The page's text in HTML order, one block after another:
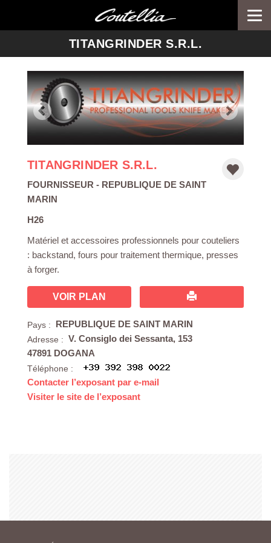
TITANGRINDER S.R.L.
TITANGRINDER S.R.L.
FOURNISSEUR - REPUBLIQUE DE SAINT
MARIN
H26
Matériel et accessoires professionnels pour couteliers
: backstand, fours pour traitement thermique, presses
à forger.
VOIR PLAN
Pays : REPUBLIQUE DE SAINT MARIN
Adresse : V. Consiglo dei Sessanta, 153
47891 DOGANA
Téléphone :
Contacter l’exposant par e-mail
Visiter le site de l’exposant